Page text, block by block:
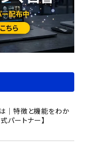
｜特徴と機能をわか
パートナー】